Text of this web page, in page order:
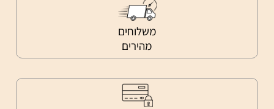
משלוחים
מהירים